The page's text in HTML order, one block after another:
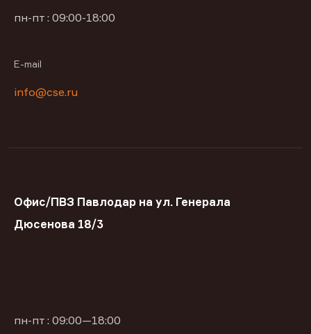
пн-пт : 09:00-18:00
E-mail
info@cse.ru
Офис/ПВЗ Павлодар на ул. Генерала
Дюсенова 18/3
пн-пт : 09:00—18:00